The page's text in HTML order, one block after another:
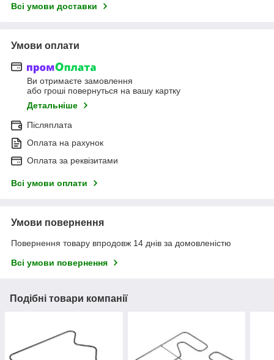
Всі умови доставки
Умови оплати
Ви отримаєте замовлення
або гроші повернуться на вашу картку
Детальніше
Післяплата
Оплата на рахунок
Оплата за реквізитами
Всі умови оплати
Умови повернення
Повернення товару впродовж 14 днів за домовленістю
Всі умови повернення
Подібні товари компанії